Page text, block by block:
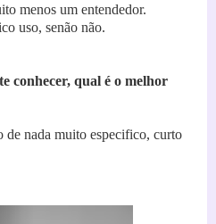
menos um entendedor.
uso, senão não.
conhecer, qual é o melhor
de nada muito especifico, curto